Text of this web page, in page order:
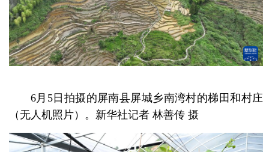
6月5日拍摄的屏南县屏城乡南湾村的梯田和村庄
（无人机照片）。新华社记者 林善传 摄